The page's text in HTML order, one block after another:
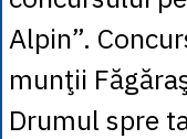
Alpin”.
munţii
Drumul spre